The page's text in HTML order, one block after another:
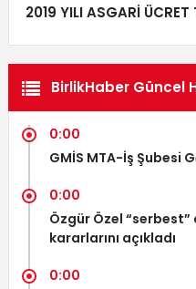
2019 YILI ASGARİ
BirlikHaber Güncel
0:00
GMİS MTA-İş Şubesi
0:00
Özgür Özel “serbest”
kararlarını açıkladı
0:00